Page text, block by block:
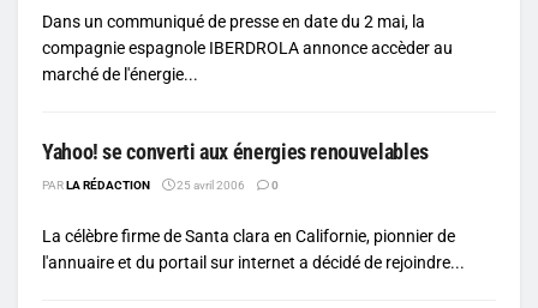
Dans un communiqué de presse en date du 2 mai, la
compagnie espagnole IBERDROLA annonce accèder au
marché de l'énergie...
Yahoo! se converti aux énergies renouvelables
PARLA RÉDACTION 25 avril 2006 0
La célèbre firme de Santa clara en Californie, pionnier de
l'annuaire et du portail sur internet a décidé de rejoindre...